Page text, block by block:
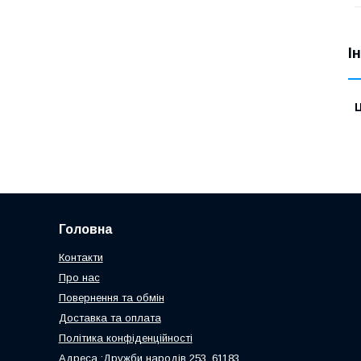
Головна
Контакти
Про нас
Повернення та обмін
Доставка та оплата
Політика конфіденційності
Адреса :Дружби народів 253, 61183,